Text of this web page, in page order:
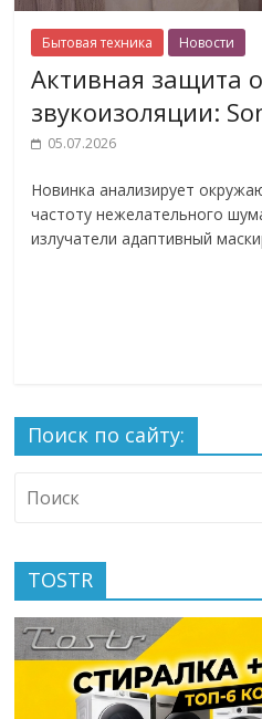
Бытовая техника Новости
Активная защита
звукоизоляции:
05.07.2026
Новинка анализирует
частоту нежелательного
излучатели адаптивный
Поиск по сайту:
TOSTR